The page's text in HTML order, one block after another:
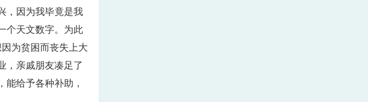
，因为我毕竟是我
个天文数字。为此
为贫困而丧失上大
，亲戚朋友凑足了
能给予各种补助，